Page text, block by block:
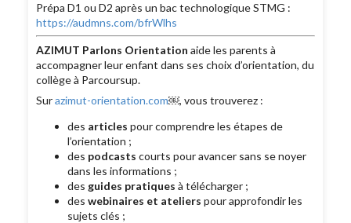
Prépa D1 ou D2 après un bac technologique STMG :
https://audmns.com/bfrWlhs
AZIMUT Parlons Orientation aide les parents à
accompagner leur enfant dans ses choix d’orientation, du
collège à Parcoursup.
Surazimut-orientation.com￼, vous trouverez :
des articles pour comprendre les étapes de
l’orientation ;
des podcasts courts pour avancer sans se noyer
dans les informations ;
des guides pratiques à télécharger ;
deswebinaires et ateliers pour approfondir les
sujets clés ;